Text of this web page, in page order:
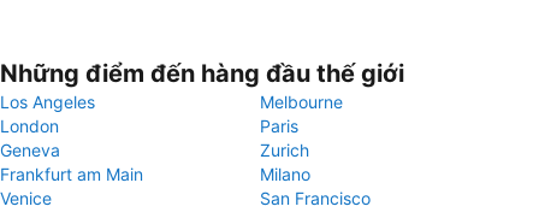
Những điểm đến hàng đầu thế giới
Los Angeles
Melbourne
London
Paris
Geneva
Zurich
Frankfurt am Main
Milano
Venice
San Francisco